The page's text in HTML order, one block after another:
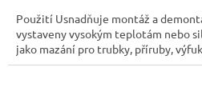
Použití Usnadňuje montáž a
vystaveny vysokým teplotám nebo
jako mazání pro trubky, příruby,